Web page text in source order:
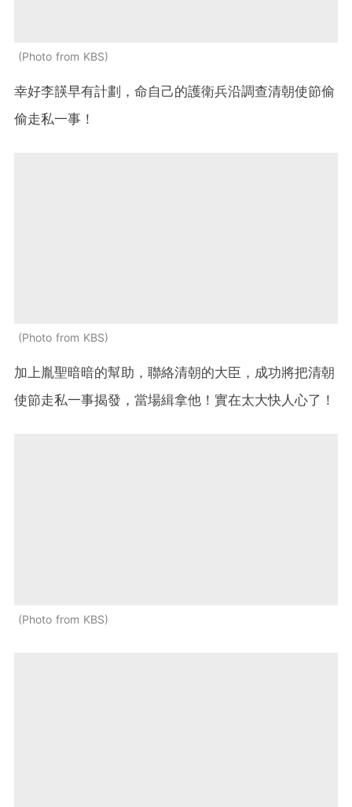
Photo from KBS
幸好李韺早有計劃，命自己的護衛兵沿調查清朝使節偷
偷走私一事！
Photo from KBS
加上胤聖暗暗的幫助，聯絡清朝的大臣，成功將把清朝
使節走私一事揭發，當場緝拿他！實在太大快人心了！
Photo from KBS